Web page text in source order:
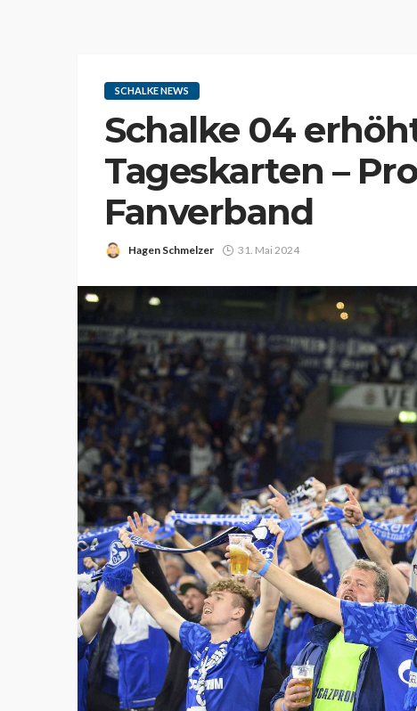
SCHALKE NEWS
Schalke 04
Tageskarten –
Fanverband
Hagen Schmelzer 31. Mai 2024